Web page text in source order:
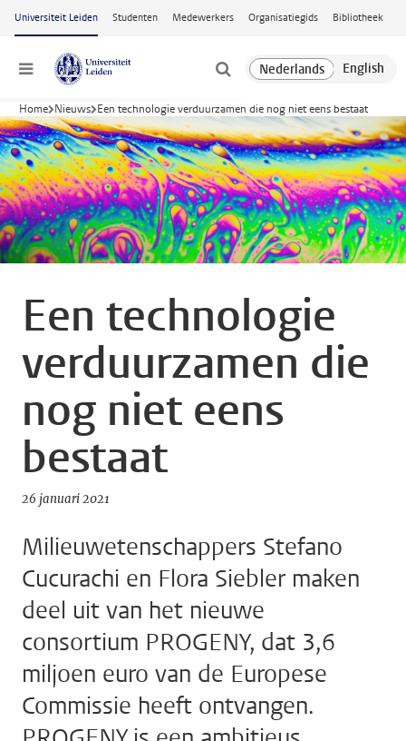
Ga naar hoofdinhoud
Universiteit Leiden Studenten Medewerkers Organisatiegids Bibliotheek
Menu
Home Nieuws Een technologie verduurzamen die nog niet eens bestaat
Een technologie
verduurzamen die
nog niet eens
bestaat
26 januari 2021
Milieuwetenschappers Stefano
Cucurachi en Flora Siebler maken
deel uit van het nieuwe
consortium PROGENY, dat 3,6
miljoen euro van de Europese
Commissie heeft ontvangen.